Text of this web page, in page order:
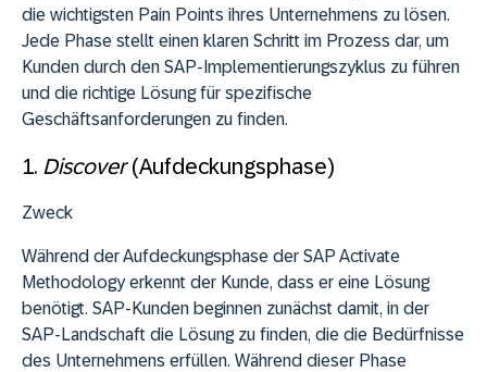
die wichtigsten Pain Points ihres Unternehmens zu lösen.
Jede Phase stellt einen klaren Schritt im Prozess dar, um
Kunden durch den SAP-Implementierungszyklus zu führen
und die richtige Lösung für spezifische
Geschäftsanforderungen zu finden.
1. Discover(Aufdeckungsphase)
Zweck
Während der Aufdeckungsphase der SAP Activate
Methodology erkennt der Kunde, dass er eine Lösung
benötigt. SAP-Kunden beginnen zunächst damit, in der
SAP-Landschaft die Lösung zu finden, die die Bedürfnisse
des Unternehmens erfüllen. Während dieser Phase